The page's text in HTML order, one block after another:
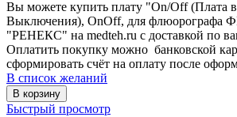
Вы можете купить плату "On/Off (Плата
Выключения), OnOff, для
"РЕНЕКС" на medteh.ru с доставкой по
Оплатить покупку можно банковской
сформировать счёт на оплату после
В список желаний
В корзину
Быстрый просмотр